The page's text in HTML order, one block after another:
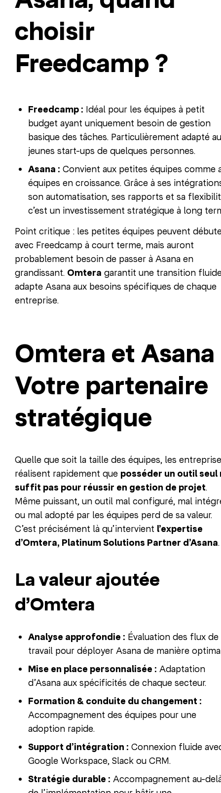
choisir
Freedcamp ?
Freedcamp : Idéal pour les équipes à petit
budget ayant uniquement besoin de gestion
basique des tâches. Particulièrement adapté
jeunes start-ups de quelques personnes.
Asana : Convient aux petites équipes comme
équipes en croissance. Grâce à ses
son automatisation, ses rapports et sa
c’est un investissement stratégique à long
Point critique : les petites équipes peuvent
avec Freedcamp à court terme, mais auront
probablement besoin de passer à Asana en
grandissant. Omtera garantit une transition
adapte Asana aux besoins spécifiques de chaque
entreprise.
Omtera et Asana
Votre partenaire
stratégique
Quelle que soit la taille des équipes, les
réalisent rapidement que posséder un outil seul
suffit pas pour réussir en gestion de projet.
Même puissant, un outil mal configuré, mal
ou mal adopté par les équipes perd de sa valeur.
C’est précisément là qu’intervient l’expertise
d’Omtera, Platinum Solutions Partner d’Asana.
La valeur ajoutée
d’Omtera
Analyse approfondie : Évaluation des flux de
travail pour déployer Asana de manière
Mise en place personnalisée : Adaptation
d’Asana aux spécificités de chaque secteur.
Formation & conduite du changement :
Accompagnement des équipes pour une
adoption rapide.
Support d’intégration : Connexion fluide
Google Workspace, Slack ou CRM.
Stratégie durable : Accompagnement au-